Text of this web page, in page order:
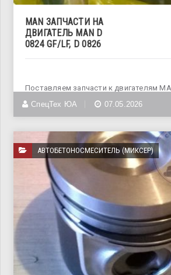
MAN ЗАПЧАСТИ НА
ДВИГАТЕЛЬ MAN D
0824 GF/LF, D 0826
Поставляем запчасти к двигателям
0826
СпецТех ЮА 07.05.2026
АВТОБЕТОНОСМЕСИТЕЛЬ (МИКСЕР)